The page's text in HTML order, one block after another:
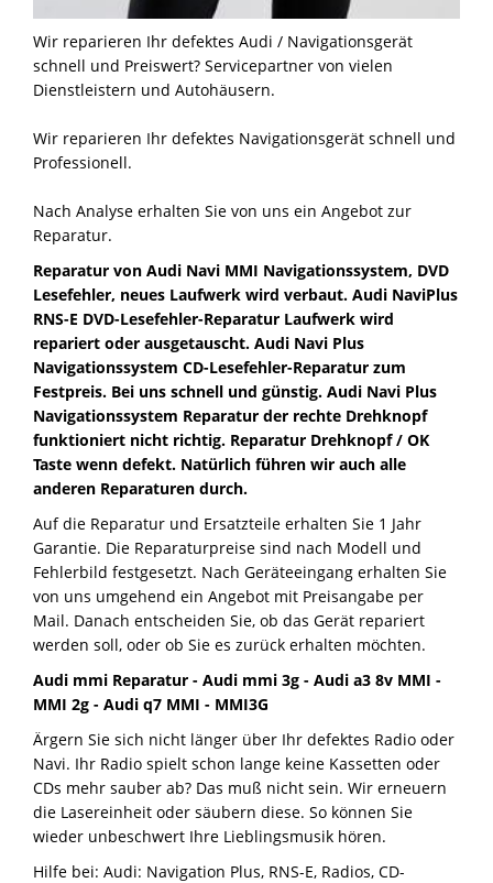
Wir reparieren Ihr defektes Audi / Navigationsgerät
schnell und Preiswert? Servicepartner von vielen
Dienstleistern und Autohäusern.
Wir reparieren Ihr defektes Navigationsgerät schnell und
Professionell.
Nach Analyse erhalten Sie von uns ein Angebot zur
Reparatur.
Reparatur von Audi Navi MMI Navigationssystem, DVD
Lesefehler, neues Laufwerk wird verbaut. Audi NaviPlus
RNS-E DVD-Lesefehler-Reparatur Laufwerk wird
repariert oder ausgetauscht. Audi Navi Plus
Navigationssystem CD-Lesefehler-Reparatur zum
Festpreis. Bei uns schnell und günstig. Audi Navi Plus
Navigationssystem Reparatur der rechte Drehknopf
funktioniert nicht richtig. Reparatur Drehknopf / OK
Taste wenn defekt. Natürlich führen wir auch alle
anderen Reparaturen durch.
Auf die Reparatur und Ersatzteile erhalten Sie 1 Jahr
Garantie. Die Reparaturpreise sind nach Modell und
Fehlerbild festgesetzt. Nach Geräteeingang erhalten Sie
von uns umgehend ein Angebot mit Preisangabe per
Mail. Danach entscheiden Sie, ob das Gerät repariert
werden soll, oder ob Sie es zurück erhalten möchten.
Audi mmi Reparatur - Audi mmi 3g - Audi a3 8v MMI -
MMI 2g - Audi q7 MMI - MMI3G
Ärgern Sie sich nicht länger über Ihr defektes Radio oder
Navi. Ihr Radio spielt schon lange keine Kassetten oder
CDs mehr sauber ab? Das muß nicht sein. Wir erneuern
die Lasereinheit oder säubern diese. So können Sie
wieder unbeschwert Ihre Lieblingsmusik hören.
Hilfe bei: Audi: Navigation Plus, RNS-E, Radios, CD-